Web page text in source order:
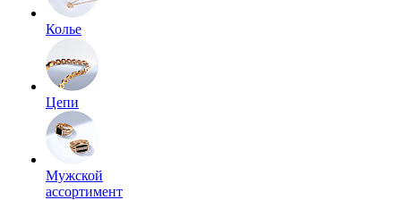
Колье
Цепи
Мужской
ассортимент